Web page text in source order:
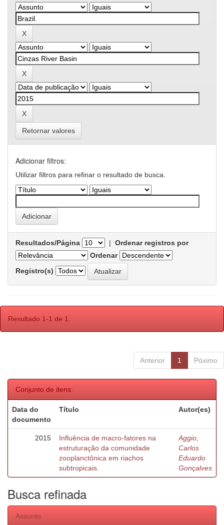
Retornar valores
Adicionar filtros:
Utilizar filtros para refinar o resultado de busca.
Resultados/Página | Ordenar registros por
Ordenar
Registro(s)
Resultado 1-1 de 1.
Anterior 1 Póximo
Conjunto de itens:
Data do
documento
Título Autor(es)
2015
Influência de macro-fatores na
estruturação da comunidade
zooplanctônica em riachos
subtropicais.
Aggio,
Carlos
Eduardo
Gonçalves
Busca refinada
Assunto